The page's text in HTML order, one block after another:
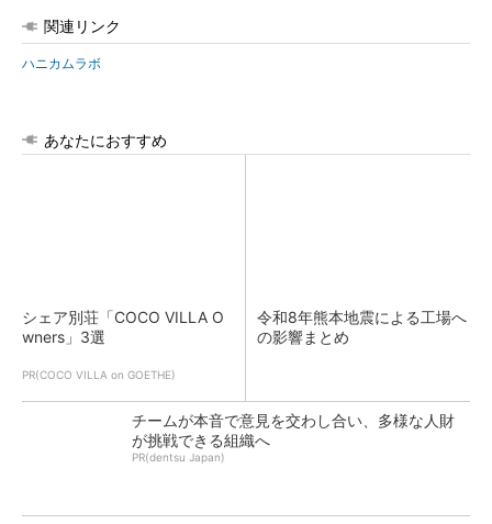
関連リンク
ハニカムラボ
あなたにおすすめ
シェア別荘「COCO VILLA O
wners」3選
PR(COCO VILLA on GOETHE)
令和8年熊本地震による工場へ
の影響まとめ
チームが本音で意見を交わし合い、多様な人財
が挑戦できる組織へ
PR(dentsu Japan)